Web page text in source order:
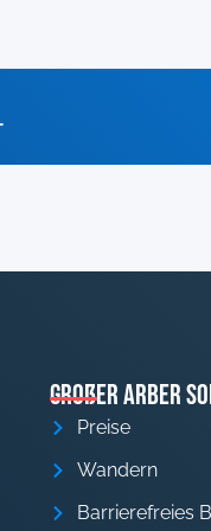
der Go
April
Sonnenhang für
Großer Arber
Preise
Wandern
Barrierefreies